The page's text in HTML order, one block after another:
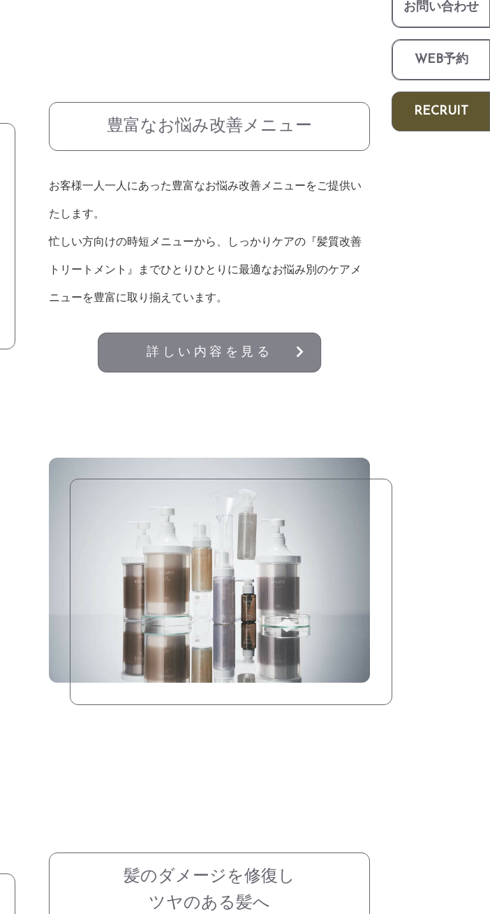
お問い合わせ
WEB予約
RECRUIT
豊富なお悩み改善メニュー
お客様一人一人にあった豊富なお悩み改善メニューをご提供い
たします。
忙しい方向けの時短メニューから、しっかりケアの『髪質改善
トリートメント』までひとりひとりに最適なお悩み別のケアメ
ニューを豊富に取り揃えています。
詳しい内容を見る
髪のダメージを修復し
ツヤのある髪へ